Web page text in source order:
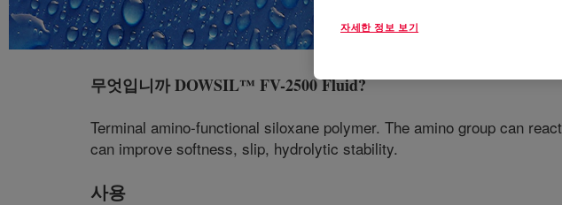
무엇입니까DOWSIL™ FV-2500 Fluid?
Terminal amino-functional siloxane polymer. The amino group can
can improve softness, slip, hydrolytic stability.
사용
자세한 정보 보기